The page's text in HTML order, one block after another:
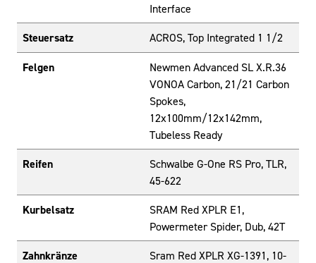
Interface
Steuersatz ACROS, Top Integrated 1 1/2
Felgen
Newmen Advanced SL X.R.36
VONOA Carbon, 21/21 Carbon
Spokes,
12x100mm/12x142mm,
Tubeless Ready
Reifen
Schwalbe G-One RS Pro, TLR,
45-622
Kurbelsatz
SRAM Red XPLR E1,
Powermeter Spider, Dub, 42T
Zahnkränze Sram Red XPLR XG-1391, 10-